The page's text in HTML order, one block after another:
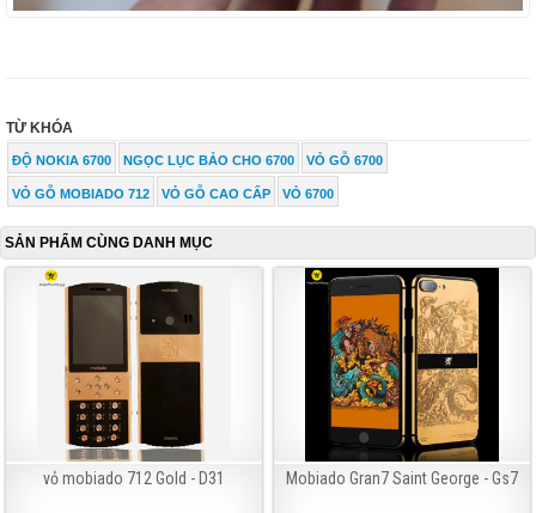
TỪ KHÓA
ĐỘ NOKIA 6700 NGỌC LỤC BẢO CHO 6700 VỎ GỖ 6700
VỎ GỖ MOBIADO 712 VỎ GỖ CAO CẤP VỎ 6700
SẢN PHẨM CÙNG DANH MỤC
vỏ mobiado 712 Gold - D31 Mobiado Gran7 Saint George - Gs7